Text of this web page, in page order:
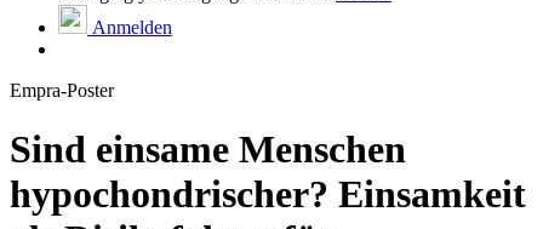
Anmelden
Empra-Poster
Sind einsame Menschen
hypochondrischer? Einsamkeit